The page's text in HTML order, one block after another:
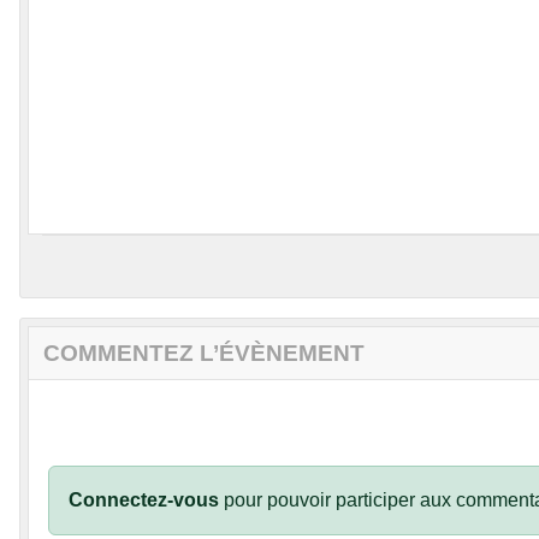
COMMENTEZ L’ÉVÈNEMENT
Connectez-vous pour pouvoir participer aux